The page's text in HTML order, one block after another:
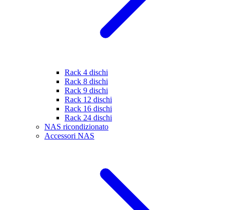
Rack 4 dischi
Rack 8 dischi
Rack 9 dischi
Rack 12 dischi
Rack 16 dischi
Rack 24 dischi
NAS ricondizionato
Accessori NAS